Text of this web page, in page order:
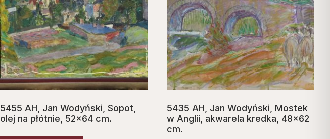
5455 AH, Jan Wodyński, Sopot,
olej na płótnie, 52×64 cm.
5435 AH, Jan Wodyński, Mostek
w Anglii, akwarela kredka, 48×62
cm.